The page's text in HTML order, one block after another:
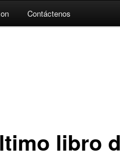
Contáctenos
libro